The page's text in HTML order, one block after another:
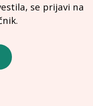
se prijavi na